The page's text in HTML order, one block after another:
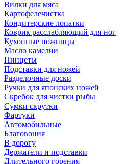
Вилки для мяса
Картофелечистка
Кондитерские лопатки
Коврик расслабляющий для ног
Кухонные ножницы
Масло камелии
Пинцеты
Подставки для ножей
Разделочные доски
Ручки для японских ножей
Скребок для чистки рыбы
Сумки скрутки
Фартуки
Автомобильные
Благовония
В дорогу
Держатели и подставки
Длительного горения